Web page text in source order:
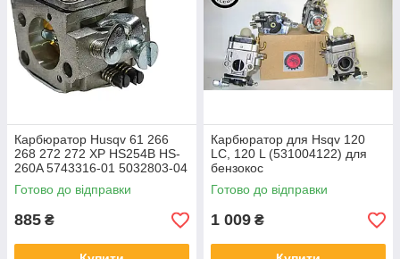
Карбюратор Husqv 61 266
268 272 272 ХР HS254B HS-
260A 5743316-01 5032803-04
5032801-14 Walbro WJ 125
Готово до відправки
885 ₴
Карбюратор для Hsqv 120
LC, 120 L (531004122) для
бензокос
Готово до відправки
1 009 ₴